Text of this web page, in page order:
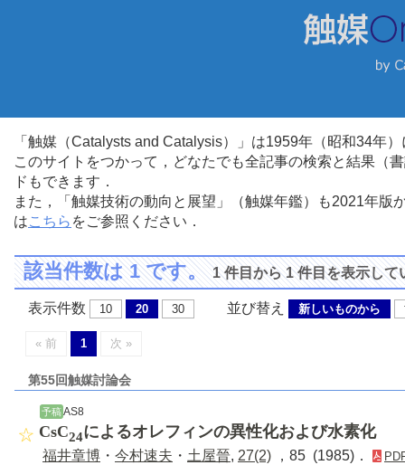
「触媒（Catalysts and Catalysis）」は1959年（昭和34年
このサイトをつかって，どなたでも全記事の検索と結果（
ドもできます．
また，「触媒技術の動向と展望」（触媒年鑑）も2021年
はこちら をご参照ください．
該当件数は 1 です。1 件目から 1 件目を表示して
表示件数 10 20 30 並び替え 新しいものから
« 前 1 次 »
第55回触媒討論会
予稿 AS8
CsC24によるオレフィンの異性化および水素化
福井章博 ・ 今村速夫 ・ 土屋晉, 27(2) ，85 (1985)．